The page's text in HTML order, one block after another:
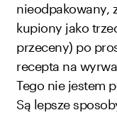
nieodpakowany,
kupiony jako
przeceny) po
recepta na
Tego nie jestem
Są lepsze